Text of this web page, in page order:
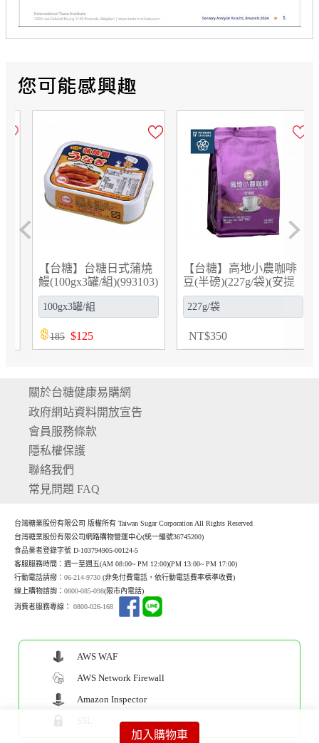
加入購物車
【台糖】台糖日式蒲燒
鰻(100gx3罐/組)(993103)
185 $125
【台糖】高地小農咖啡
豆(半磅)(227g/袋)(安提
瓜)(9524)
NT$350
Previous Next
關於台糖健康易購網
政府網站資料開放宣告
會員服務條款
隱私權保護
聯絡我們
常見問題 FAQ
台灣糖業股份有限公司 版權所有 Taiwan Sugar Corporation All Rights Reserved
台灣糖業股份有限公司網路購物營運中心(統一編號36745200)
食品業者登錄字號 D-103794905-00124-5
客服服務時間：週一至週五(AM 08:00~ PM 12:00)(PM 13:00~ PM 17:00)
行動電話請撥：06-214-9730 (非免付費電話，依行動電話費率標準收費)
線上購物諮詢：0800-085-098(限市內電話)
消費者服務專線：0800-026-168
AWS WAF
AWS Network Firewall
Amazon Inspector